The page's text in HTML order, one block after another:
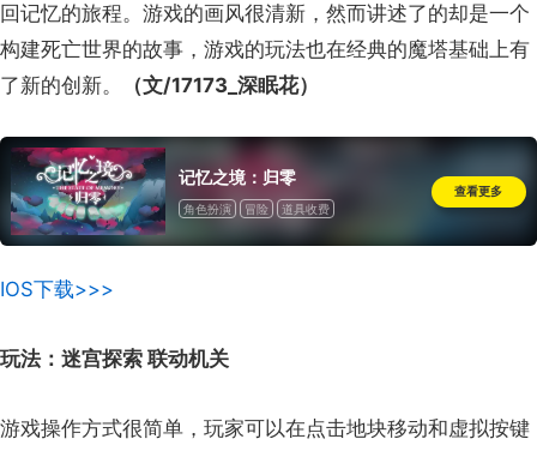
回记忆的旅程。游戏的画风很清新，然而讲述了的却是一个
构建死亡世界的故事，游戏的玩法也在经典的魔塔基础上有
了新的创新。
（文/17173_深眠花）
记忆之境：归零
角色扮演 冒险 道具收费
查看更多
IOS下载>>>
玩法：迷宫探索 联动机关
游戏操作方式很简单，玩家可以在点击地块移动和虚拟按键